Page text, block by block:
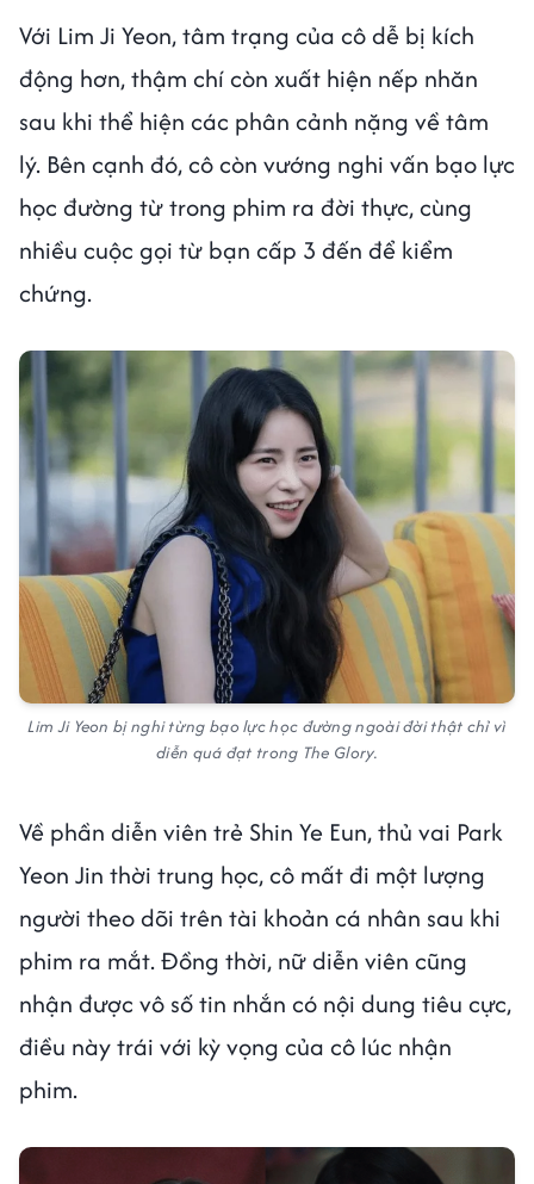
Với Lim Ji Yeon, tâm trạng của cô dễ bị kích
động hơn, thậm chí còn xuất hiện nếp nhăn
sau khi thể hiện các phân cảnh nặng về tâm
lý. Bên cạnh đó, cô còn vướng nghi vấn bạo lực
học đường từ trong phim ra đời thực, cùng
nhiều cuộc gọi từ bạn cấp 3 đến để kiểm
chứng.
Lim Ji Yeon bị nghi từng bạo lực học đường ngoài đời thật chỉ vì
diễn quá đạt trong The Glory.
Về phần diễn viên trẻ Shin Ye Eun, thủ vai Park
Yeon Jin thời trung học, cô mất đi một lượng
người theo dõi trên tài khoản cá nhân sau khi
phim ra mắt. Đồng thời, nữ diễn viên cũng
nhận được vô số tin nhắn có nội dung tiêu cực,
điều này trái với kỳ vọng của cô lúc nhận
phim.